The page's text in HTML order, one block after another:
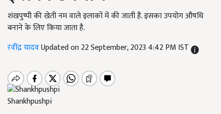
शंखपुष्पी की खेती नम वाले इलाकों में की जाती है. इसका उपयोग औषधि
बनाने के लिए किया जाता है.
रवींद्र यादवUpdated on 22 September, 2023 4:42 PM IST
Shankhpushpi